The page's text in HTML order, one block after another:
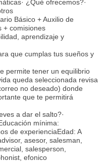
¿Qué ofrecemos?·
Básico + Auxilio de
+ comisiones
aprendizaje y
que cumplas tus sueños y
permite tener un equilibrio
queda seleccionada revisa
no deseado) donde
que te permitirá
a dar el salto?·
mínima:
de experienciaEdad: A
asesor, salesman,
salesperson,
efonico